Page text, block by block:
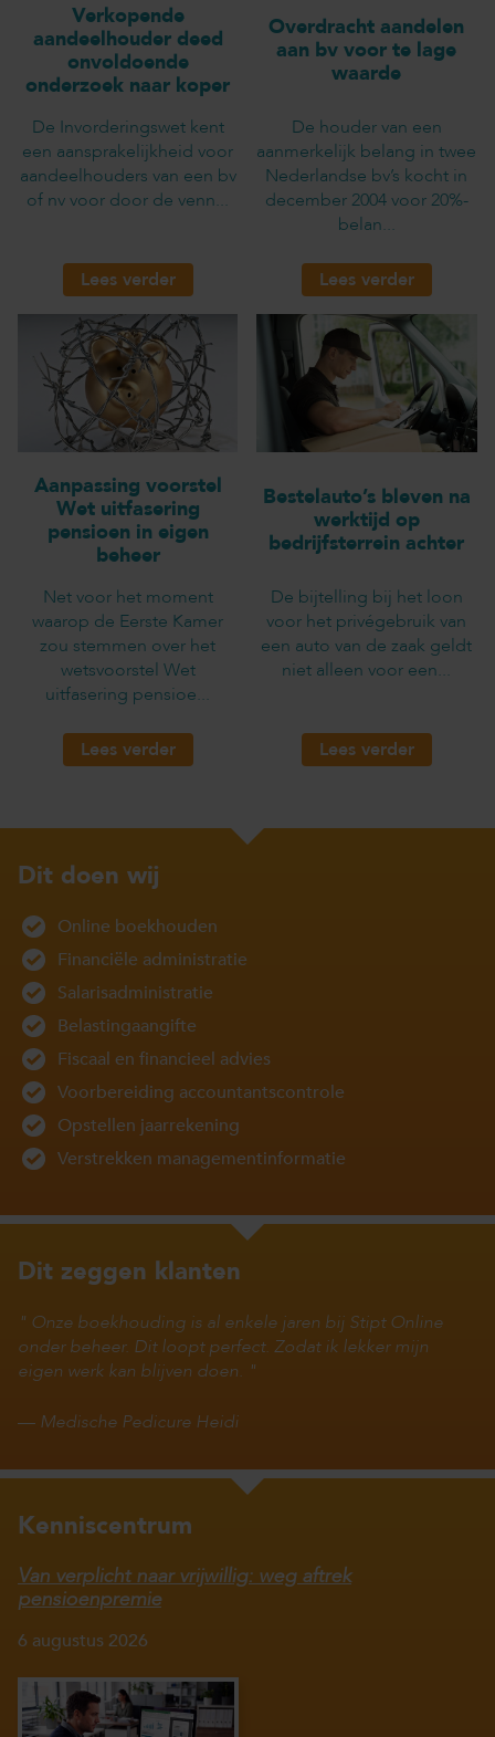
Verkopende
aandeelhouder deed
onvoldoende
onderzoek naar koper
De Invorderingswet kent
een aansprakelijkheid voor
aandeelhouders van een bv
of nv voor door de venn...
Lees verder
Overdracht aandelen
aan bv voor te lage
waarde
De houder van een
aanmerkelijk belang in twee
Nederlandse bv’s kocht in
december 2004 voor 20%-
belan...
Lees verder
Aanpassing voorstel
Wet uitfasering
pensioen in eigen
beheer
Net voor het moment
waarop de Eerste Kamer
zou stemmen over het
wetsvoorstel Wet
uitfasering pensioe...
Lees verder
Bestelauto’s bleven na
werktijd op
bedrijfsterrein achter
De bijtelling bij het loon
voor het privégebruik van
een auto van de zaak geldt
niet alleen voor een...
Lees verder
Dit doen wij
Online boekhouden
Financiële administratie
Salarisadministratie
Belastingaangifte
Fiscaal en financieel advies
Voorbereiding accountantscontrole
Opstellen jaarrekening
Verstrekken managementinformatie
Dit zeggen klanten
Onze boekhouding is al enkele jaren bij Stipt Online
onder beheer. Dit loopt perfect. Zodat ik lekker mijn
eigen werk kan blijven doen.
— Medische Pedicure Heidi
Kenniscentrum
Van verplicht naar vrijwillig: weg aftrek
pensioenpremie
6 augustus 2026